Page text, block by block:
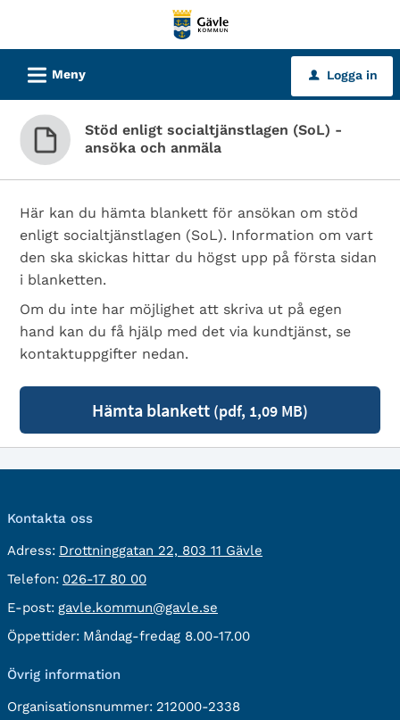
tjänster
Gävle
kommun
L Meny u Logga in
Stöd enligt socialtjänstlagen (SoL) -
ansöka och anmäla
Här kan du hämta blankett för ansökan om stöd
enligt socialtjänstlagen (SoL). Information om vart
den ska skickas hittar du högst upp på första sidan
i blanketten.
Om du inte har möjlighet att skriva ut på egen
hand kan du få hjälp med det via kundtjänst, se
kontaktuppgifter nedan.
Hämta blankett (pdf, 1,09 MB)
Kontakta oss
Adress: besöksadress:
Drottninggatan 22, 803 11 Gävle
Telefon: Telefon:
026-17 80 00
E-post: E-
post:
gavle.kommun@gavle.se
Öppettider: Måndag-fredag 8.00-17.00
Övrig information
Organisationsnummer: 212000-2338